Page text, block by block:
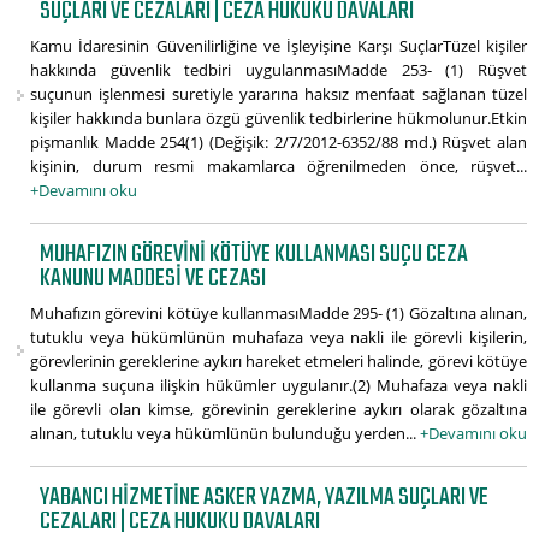
SUÇLARI VE CEZALARI | CEZA HUKUKU DAVALARI
Kamu İdaresinin Güvenilirliğine ve İşleyişine Karşı SuçlarTüzel kişiler
hakkında güvenlik tedbiri uygulanmasıMadde 253- (1) Rüşvet
suçunun işlenmesi suretiyle yararına haksız menfaat sağlanan tüzel
kişiler hakkında bunlara özgü güvenlik tedbirlerine hükmolunur.Etkin
pişmanlık Madde 254(1) (Değişik: 2/7/2012-6352/88 md.) Rüşvet alan
kişinin, durum resmi makamlarca öğrenilmeden önce, rüşvet...
+Devamını oku
MUHAFIZIN GÖREVINI KÖTÜYE KULLANMASI SUÇU CEZA
KANUNU MADDESI VE CEZASI
Muhafızın görevini kötüye kullanmasıMadde 295- (1) Gözaltına alınan,
tutuklu veya hükümlünün muhafaza veya nakli ile görevli kişilerin,
görevlerinin gereklerine aykırı hareket etmeleri halinde, görevi kötüye
kullanma suçuna ilişkin hükümler uygulanır.(2) Muhafaza veya nakli
ile görevli olan kimse, görevinin gereklerine aykırı olarak gözaltına
alınan, tutuklu veya hükümlünün bulunduğu yerden...+Devamını oku
YABANCI HIZMETINE ASKER YAZMA, YAZILMA SUÇLARI VE
CEZALARI | CEZA HUKUKU DAVALARI